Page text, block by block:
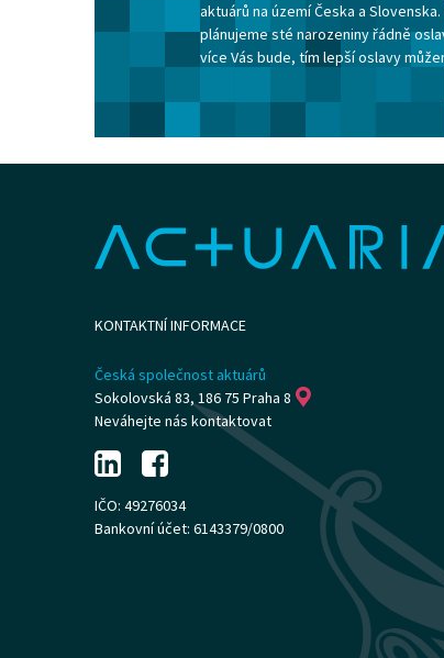
aktuárů na území Česka a
plánujeme sté narozeniny řádně
více Vás bude, tím lepší oslavy
KONTAKTNÍ INFORMACE
Česká společnost aktuárů
Sokolovská 83, 186 75 Praha 8
Neváhejte nás kontaktovat
IČO: 49276034
Bankovní účet: 6143379/0800